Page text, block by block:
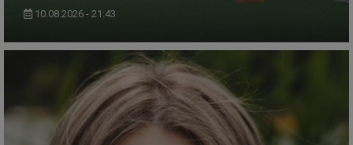
10.08.2026 - 21:43